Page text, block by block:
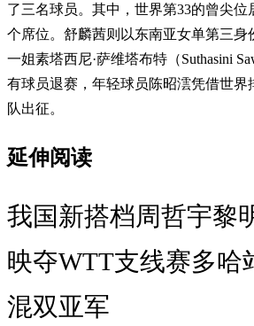
了三名球员。其中，世界第33的曾尖位
个席位。舒麟茜则以东南亚女单第三身
一姐素塔西尼·萨维塔布特（Suthasini
有球员退赛，年轻球员陈昭澐凭借世界
队出征。
延伸阅读
我国新搭档周哲宇黎
映夺WTT支线赛多哈
混双亚军